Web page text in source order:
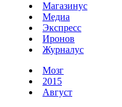
Магазинус
Медиа
Экспресс
Иронов
Журналус
Мозг
2015
Август